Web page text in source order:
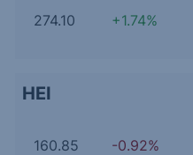
274.10 +1.74%
HEI
160.85 -0.92%